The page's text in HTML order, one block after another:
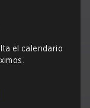
el calendario